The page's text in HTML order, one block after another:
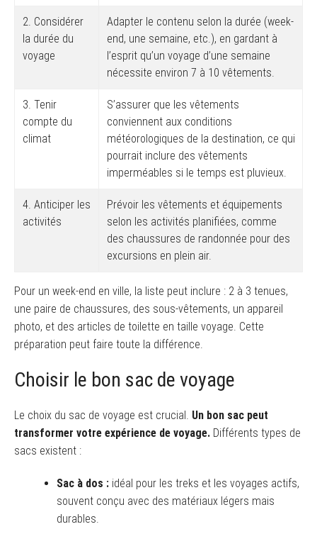
2. Considérer
la durée du
voyage
Adapter le contenu selon la durée (week-
end, une semaine, etc.), en gardant à
l’esprit qu’un voyage d’une semaine
nécessite environ 7 à 10 vêtements.
3. Tenir
compte du
climat
S’assurer que les vêtements
conviennent aux conditions
météorologiques de la destination, ce qui
pourrait inclure des vêtements
imperméables si le temps est pluvieux.
4. Anticiper les
activités
Prévoir les vêtements et équipements
selon les activités planifiées, comme
des chaussures de randonnée pour des
excursions en plein air.
Pour un week-end en ville, la liste peut inclure : 2 à 3 tenues,
une paire de chaussures, des sous-vêtements, un appareil
photo, et des articles de toilette en taille voyage. Cette
préparation peut faire toute la différence.
Choisir le bon sac de voyage
Le choix du sac de voyage est crucial. Un bon sac peut
transformer votre expérience de voyage. Différents types de
sacs existent :
Sac à dos : idéal pour les treks et les voyages actifs,
souvent conçu avec des matériaux légers mais
durables.